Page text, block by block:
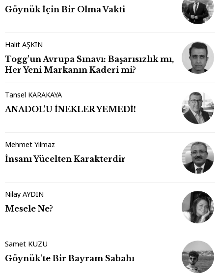
Göynük İçin Bir Olma Vakti
Halit AŞKIN
Togg'un Avrupa Sınavı: Başarısızlık mı,
Her Yeni Markanın Kaderi mi?
Tansel KARAKAYA
ANADOL'U İNEKLER YEMEDİ!
Mehmet Yılmaz
İnsanı Yücelten Karakterdir
Nilay AYDIN
Mesele Ne?
Samet KUZU
Göynük'te Bir Bayram Sabahı